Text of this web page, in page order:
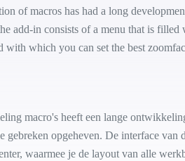
of macros has had a long
add-in consists of a menu that is
which you can set the best
macro's heeft een lange
opgeheven. De interface van
waarmee je de layout van alle